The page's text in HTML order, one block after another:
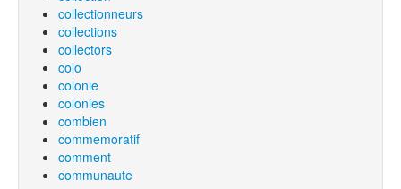
collectionneurs
collections
collectors
colo
colonie
colonies
combien
commemoratif
comment
communaute